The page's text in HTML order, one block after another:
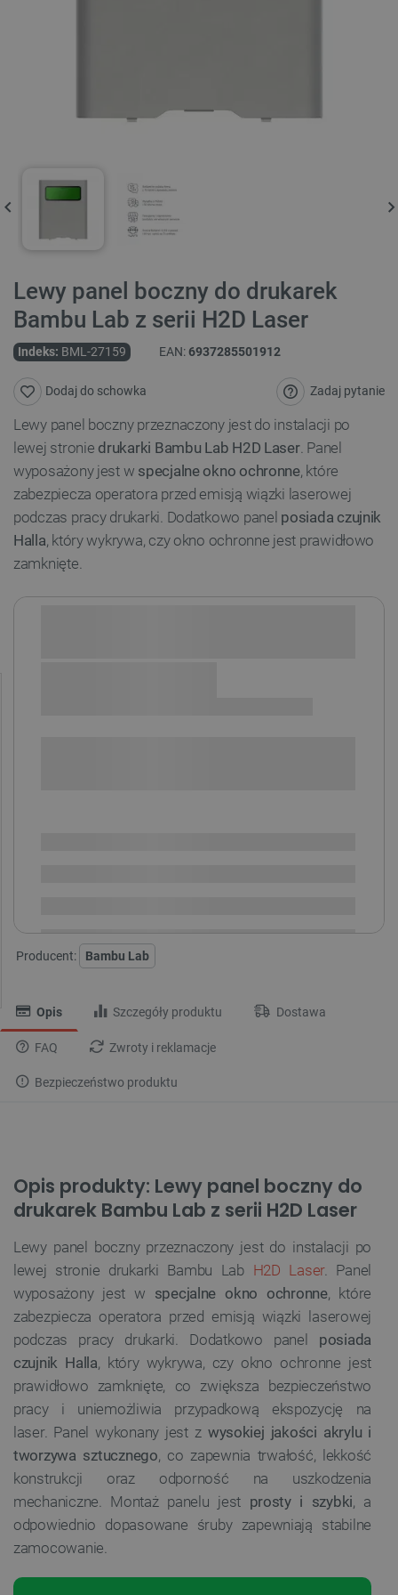
Lewy panel boczny do drukarek
Bambu Lab z serii H2D Laser
Indeks: BML-27159 EAN:6937285501912
Zadaj pytanie
Dodaj do schowka
Lewy panel boczny przeznaczony jest do instalacji po
lewej stronie drukarki Bambu Lab H2D Laser. Panel
wyposażony jest w specjalne okno ochronne, które
zabezpiecza operatora przed emisją wiązki laserowej
podczas pracy drukarki. Dodatkowo panel posiada czujnik
Halla, który wykrywa, czy okno ochronne jest prawidłowo
zamknięte.
Producent: Bambu Lab
Opis Szczegóły produktu Dostawa
FAQ Zwroty i reklamacje
Bezpieczeństwo produktu
Opis produkty: Lewy panel boczny do
drukarek Bambu Lab z serii H2D Laser
Lewy panel boczny przeznaczony jest do instalacji po
lewej stronie drukarki Bambu Lab H2D Laser. Panel
wyposażony jest w specjalne okno ochronne, które
zabezpiecza operatora przed emisją wiązki laserowej
podczas pracy drukarki. Dodatkowo panel posiada
czujnik Halla, który wykrywa, czy okno ochronne jest
prawidłowo zamknięte, co zwiększa bezpieczeństwo
pracy i uniemożliwia przypadkową ekspozycję na
laser. Panel wykonany jest z wysokiej jakości akrylu i
tworzywa sztucznego, co zapewnia trwałość, lekkość
konstrukcji oraz odporność na uszkodzenia
mechaniczne. Montaż panelu jest prosty i szybki, a
odpowiednio dopasowane śruby zapewniają stabilne
zamocowanie.